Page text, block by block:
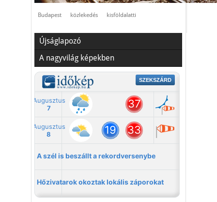
Budapest közlekedés kisföldalatti
Újságlapozó
A nagyvilág képekben